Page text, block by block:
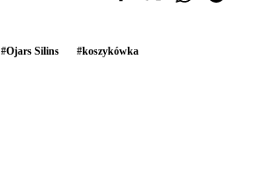
#Ojars Silins #koszykówka